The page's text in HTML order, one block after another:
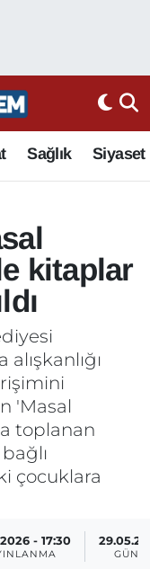
Sağlık Siyaset
kitaplar
'Masal
toplanan
çocuklara
- 17:30